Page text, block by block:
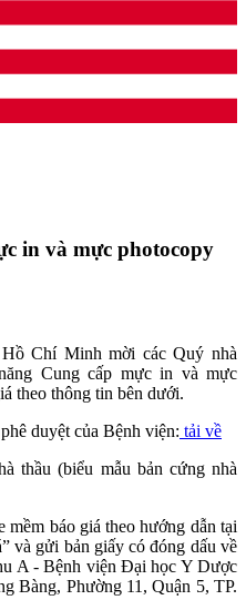
in và mực photocopy
Chí Minh mời các Quý nhà
Cung cấp mực in và mực
theo thông tin bên dưới.
duyệt của Bệnh viện: tải về
thầu (biểu mẫu bản cứng nhà
báo giá theo hướng dẫn tại
và gửi bản giấy có đóng dấu về
A - Bệnh viện Đại học Y Dược
Bàng, Phường 11, Quận 5, TP.